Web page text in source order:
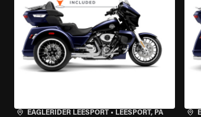
EAGLERIDER LEESPORT • LEESPORT, PA